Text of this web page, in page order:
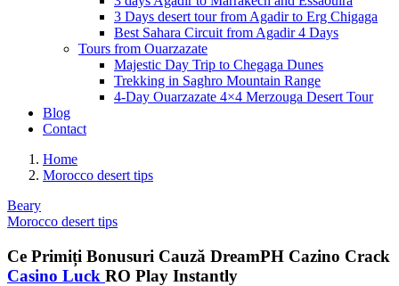
3 Days desert tour from Agadir to Erg Chigaga
Best Sahara Circuit from Agadir 4 Days
Tours from Ouarzazate
Majestic Day Trip to Chegaga Dunes
Trekking in Saghro Mountain Range
4-Day Ouarzazate 4×4 Merzouga Desert Tour
Blog
Contact
Home
Morocco desert tips
Beary
Morocco desert tips
Ce Primiți Bonusuri Cauză DreamPH Cazino Crack
Casino Luck RO Play Instantly